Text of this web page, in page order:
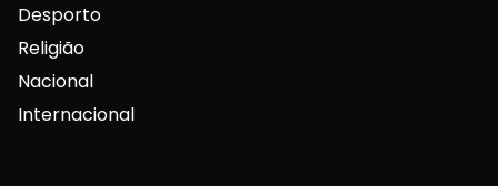
Desporto
Religião
Nacional
Internacional